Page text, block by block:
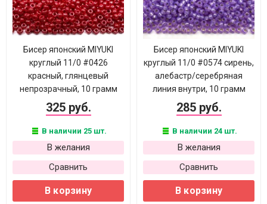
Бисер японский MIYUKI
круглый 11/0 #0426
красный, глянцевый
непрозрачный, 10 грамм
325 руб.
В наличии 25 шт.
В желания
Сравнить
В корзину
Бисер японский MIYUKI
круглый 11/0 #0574 сирень,
алебастр/серебряная
линия внутри, 10 грамм
285 руб.
В наличии 24 шт.
В желания
Сравнить
В корзину